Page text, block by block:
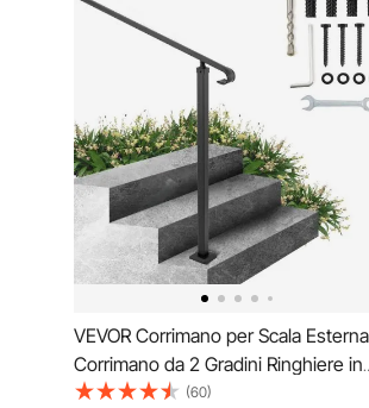
VEVOR Corrimano per Scala Esterna
Corrimano da 2 Gradini Ringhiere in
Ferro Battuto Corrimano Scale Ferro
(60)